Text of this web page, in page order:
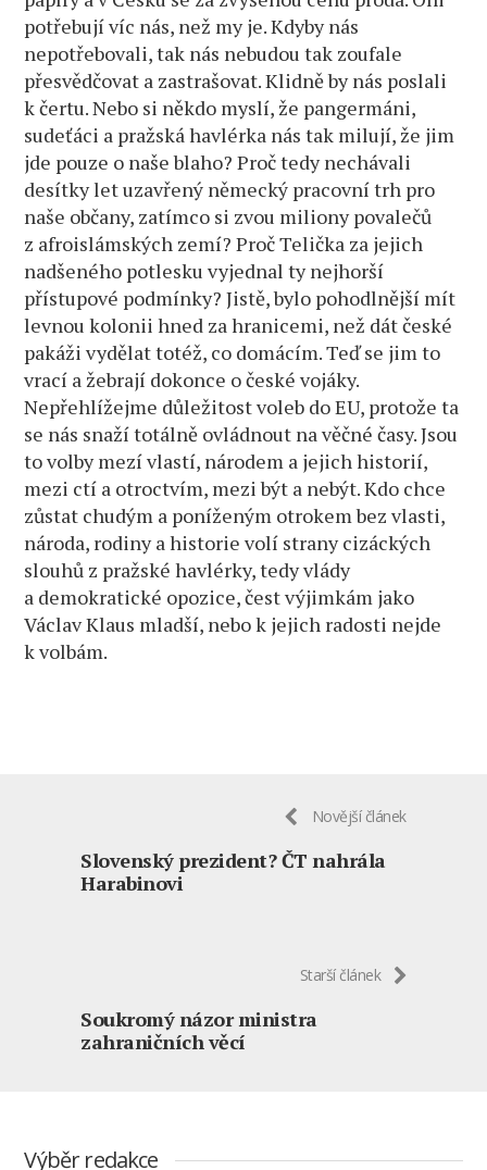
potřebují víc nás, než my je. Kdyby nás
nepotřebovali, tak nás nebudou tak zoufale
přesvědčovat a zastrašovat. Klidně by nás poslali
k čertu. Nebo si někdo myslí, že pangermáni,
sudeťáci a pražská havlérka nás tak milují, že jim
jde pouze o naše blaho? Proč tedy nechávali
desítky let uzavřený německý pracovní trh pro
naše občany, zatímco si zvou miliony povalečů
z afroislámských zemí? Proč Telička za jejich
nadšeného potlesku vyjednal ty nejhorší
přístupové podmínky? Jistě, bylo pohodlnější mít
levnou kolonii hned za hranicemi, než dát české
pakáži vydělat totéž, co domácím. Teď se jim to
vrací a žebrají dokonce o české vojáky.
Nepřehlížejme důležitost voleb do EU, protože ta
se nás snaží totálně ovládnout na věčné časy. Jsou
to volby mezí vlastí, národem a jejich historií,
mezi ctí a otroctvím, mezi být a nebýt. Kdo chce
zůstat chudým a poníženým otrokem bez vlasti,
národa, rodiny a historie volí strany cizáckých
slouhů z pražské havlérky, tedy vlády
a demokratické opozice, čest výjimkám jako
Václav Klaus mladší, nebo k jejich radosti nejde
k volbám.
Novější článek
Slovenský prezident? ČT nahrála
Harabinovi
Starší článek
Soukromý názor ministra
zahraničních věcí
Výběr redakce